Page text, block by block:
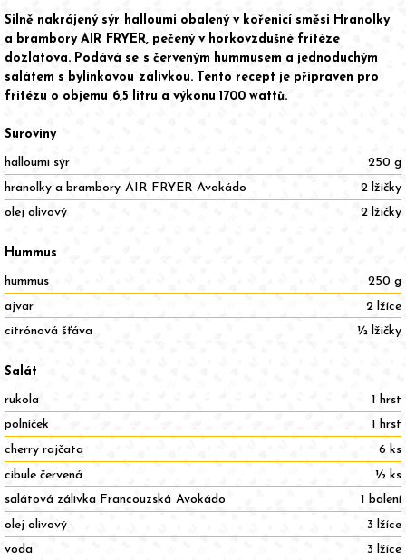
Silně nakrájený sýr halloumi obalený v kořenicí směsi Hranolky
a brambory AIR FRYER, pečený v horkovzdušné fritéze
dozlatova. Podává se s červeným hummusem a jednoduchým
salátem s bylinkovou zálivkou. Tento recept je připraven pro
fritézu o objemu 6,5 litru a výkonu 1700 wattů.
Suroviny
halloumi sýr
250 g
hranolky a brambory AIR FRYER Avokádo
2 lžičky
olej olivový
2 lžičky
Hummus
hummus
250 g
ajvar
2 lžíce
citrónová šťáva
½ lžičky
Salát
rukola
1 hrst
polníček
1 hrst
cherry rajčata
6 ks
cibule červená
½ ks
salátová zálivka Francouzská Avokádo
1 balení
olej olivový
3 lžíce
voda
3 lžíce